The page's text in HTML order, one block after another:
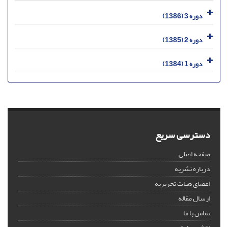
دوره 3 (1386)
دوره 2 (1385)
دوره 1 (1384)
دسترسی سریع
صفحه اصلی
درباره نشریه
اعضای هیات تحریریه
ارسال مقاله
تماس با ما